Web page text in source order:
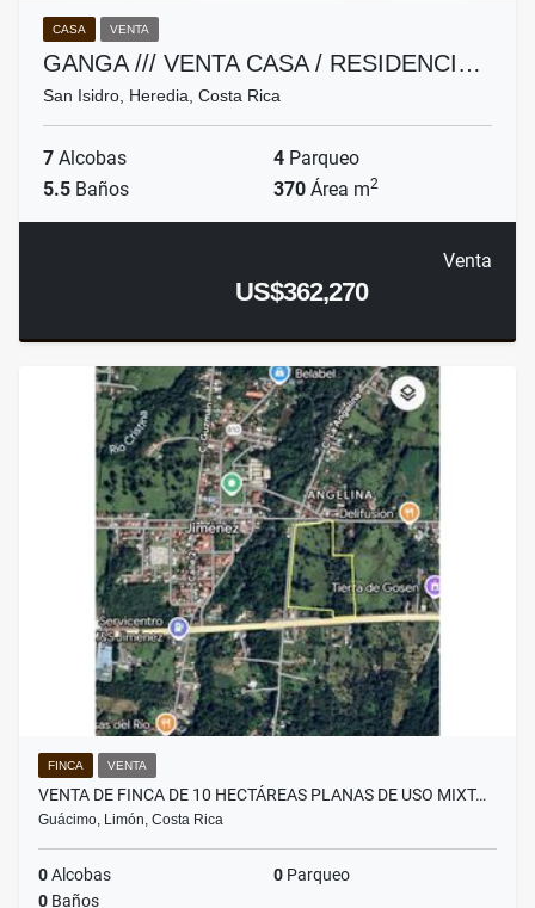
CASA VENTA
GANGA /// VENTA CASA / RESIDENCI…
San Isidro, Heredia, Costa Rica
7 Alcobas 4 Parqueo
5.5 Baños 370 Área m2
Venta
US$362,270
FINCA VENTA
VENTA DE FINCA DE 10 HECTÁREAS PLANAS DE USO MIXT…
Guácimo, Limón, Costa Rica
0Alcobas 0 Parqueo
0 Baños